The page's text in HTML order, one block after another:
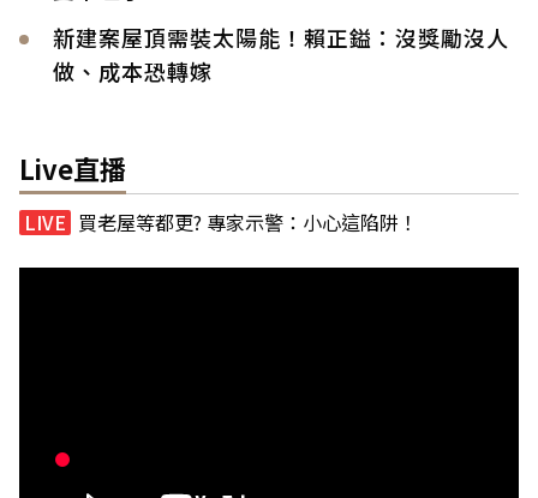
新建案屋頂需裝太陽能！賴正鎰：沒獎勵沒人
做、成本恐轉嫁
Live直播
買老屋等都更? 專家示警：小心這陷阱！